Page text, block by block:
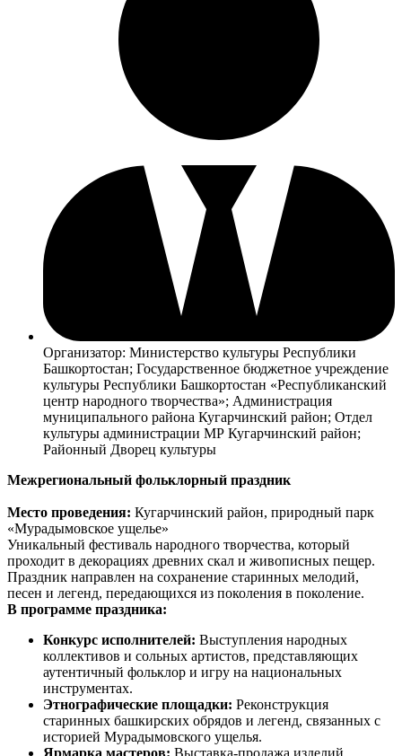
Организатор: Министерство культуры Республики
Башкортостан; Государственное бюджетное учреждение
культуры Республики Башкортостан «Республиканский
центр народного творчества»; Администрация
муниципального района Кугарчинский район; Отдел
культуры администрации МР Кугарчинский район;
Районный Дворец культуры
Межрегиональный фольклорный праздник
Место проведения: Кугарчинский район, природный парк
«Мурадымовское ущелье»
Уникальный фестиваль народного творчества, который
проходит в декорациях древних скал и живописных пещер.
Праздник направлен на сохранение старинных мелодий,
песен и легенд, передающихся из поколения в поколение.
В программе праздника:
Конкурс исполнителей: Выступления народных
коллективов и сольных артистов, представляющих
аутентичный фольклор и игру на национальных
инструментах.
Этнографические площадки: Реконструкция
старинных башкирских обрядов и легенд, связанных с
историей Мурадымовского ущелья.
Ярмарка мастеров: Выставка-продажа изделий